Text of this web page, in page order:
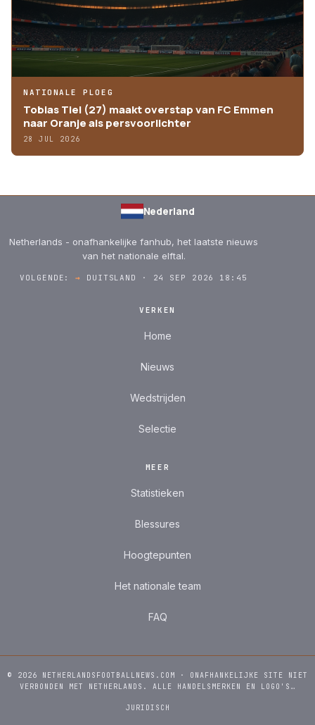
NATIONALE PLOEG
Tobias Tiel (27) maakt overstap van FC Emmen
naar Oranje als persvoorlichter
28 JUL 2026
Nederland
Netherlands - onafhankelijke fanhub, het laatste nieuws
van het nationale elftal.
VOLGENDE:→ DUITSLAND · 24 SEP 2026 18:45
VERKEN
Home
Nieuws
Wedstrijden
Selectie
MEER
Statistieken
Blessures
Hoogtepunten
Het nationale team
FAQ
© 2026 NETHERLANDSFOOTBALLNEWS.COM · ONAFHANKELIJKE SITE NIET
VERBONDEN MET NETHERLANDS. ALLE HANDELSMERKEN EN LOGO'S…
JURIDISCH